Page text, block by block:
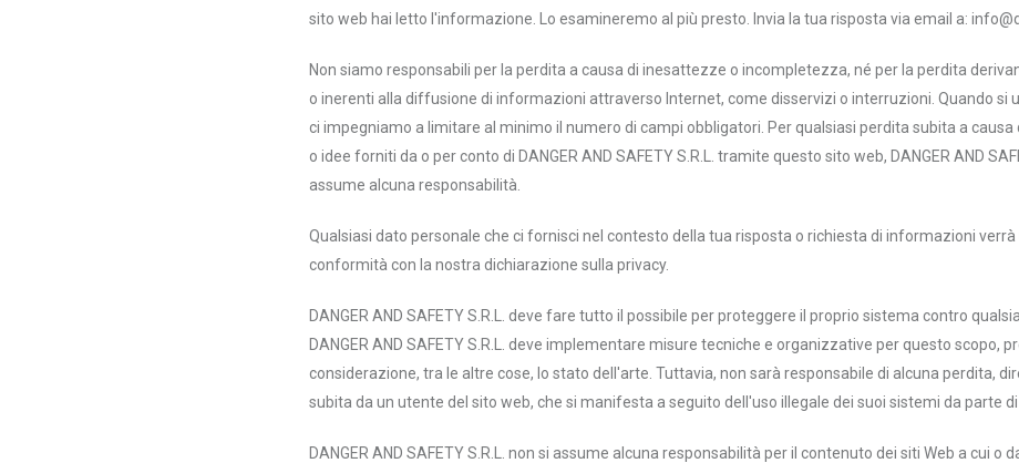
sito web hai letto l'informazione. Lo esamineremo al più presto. Invia la tua risposta via email a: info@
Non siamo responsabili per la perdita a causa di inesattezze o incompletezza, né per la perdita
o inerenti alla diffusione di informazioni attraverso Internet, come disservizi o interruzioni. Quando si
ci impegniamo a limitare al minimo il numero di campi obbligatori. Per qualsiasi perdita subita a causa
o idee forniti da o per conto di DANGER AND SAFETY S.R.L. tramite questo sito web, DANGER AND
assume alcuna responsabilità.
Qualsiasi dato personale che ci fornisci nel contesto della tua risposta o richiesta di informazioni
conformità con la nostra dichiarazione sulla privacy.
DANGER AND SAFETY S.R.L. deve fare tutto il possibile per proteggere il proprio sistema contro
DANGER AND SAFETY S.R.L. deve implementare misure tecniche e organizzative per questo scopo,
considerazione, tra le altre cose, lo stato dell'arte. Tuttavia, non sarà responsabile di alcuna perdita,
subita da un utente del sito web, che si manifesta a seguito dell'uso illegale dei suoi sistemi da parte di
DANGER AND SAFETY S.R.L. non si assume alcuna responsabilità per il contenuto dei siti Web a cui o